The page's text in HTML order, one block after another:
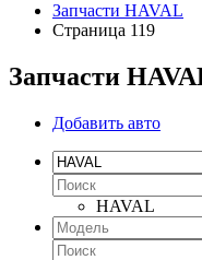
Запчасти HAVAL
Страница 119
Запчасти
Добавить авто
HAVAL